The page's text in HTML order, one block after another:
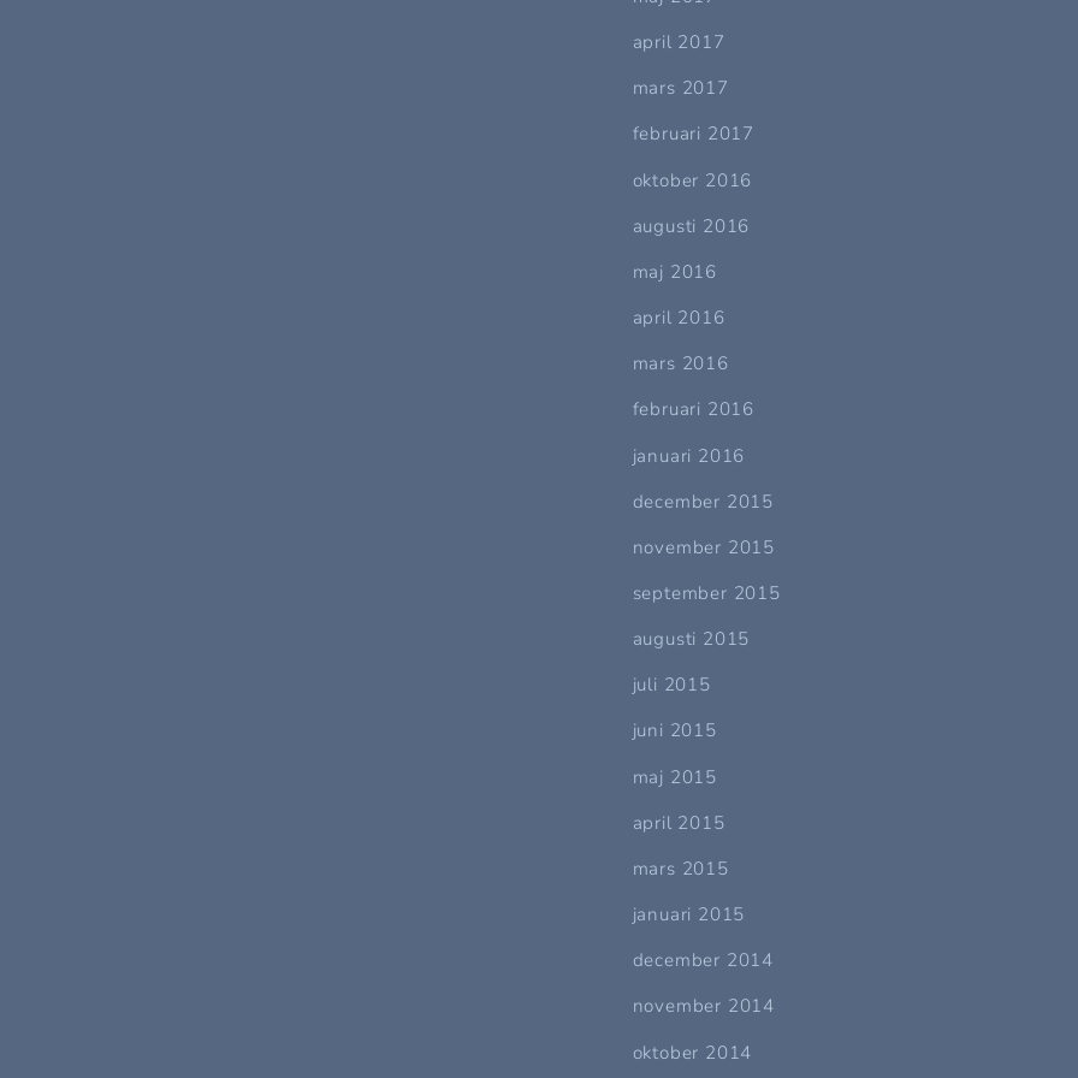
april 2017
mars 2017
februari 2017
oktober 2016
augusti 2016
maj 2016
april 2016
mars 2016
februari 2016
januari 2016
december 2015
november 2015
september 2015
augusti 2015
juli 2015
juni 2015
maj 2015
april 2015
mars 2015
januari 2015
december 2014
november 2014
oktober 2014